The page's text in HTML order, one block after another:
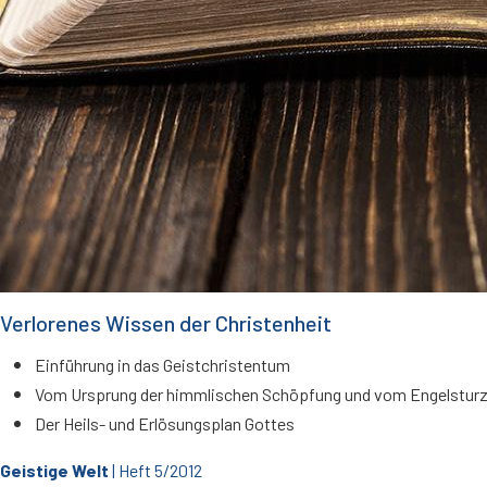
Verlorenes Wissen der Christenheit
Einführung in das Geistchristentum
Vom Ursprung der himmlischen Schöpfung und vom Engelsturz
Der Heils- und Erlösungsplan Gottes
Geistige Welt | Heft 5/2012